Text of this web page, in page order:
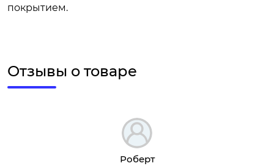
покрытием.
Отзывы о товаре
Роберт